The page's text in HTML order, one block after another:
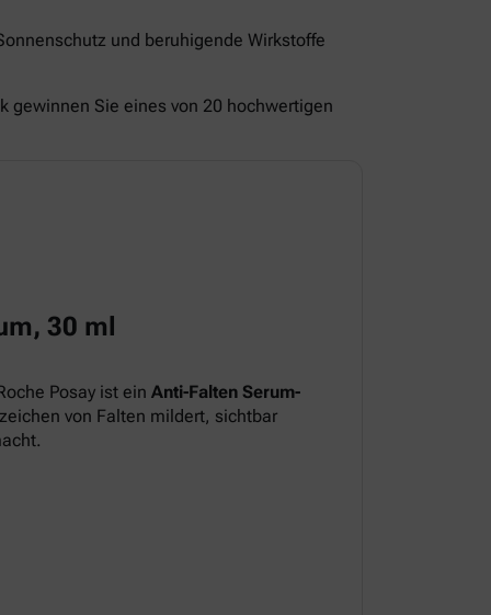
und beruhigende Wirkstoffe
gewinnen Sie eines von 20 hochwertigen
30 ml
Posay ist ein Anti-Falten Serum-
von Falten mildert, sichtbar